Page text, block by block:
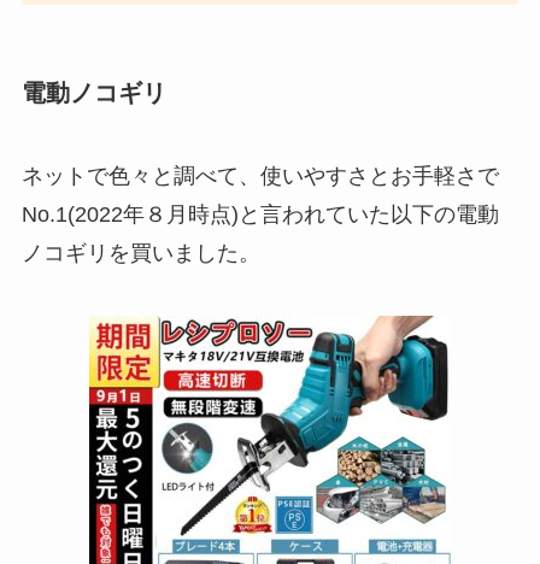
電動ノコギリ
ネットで色々と調べて、使いやすさとお手軽さで
No.1(2022年８月時点)と言われていた以下の電動
ノコギリを買いました。